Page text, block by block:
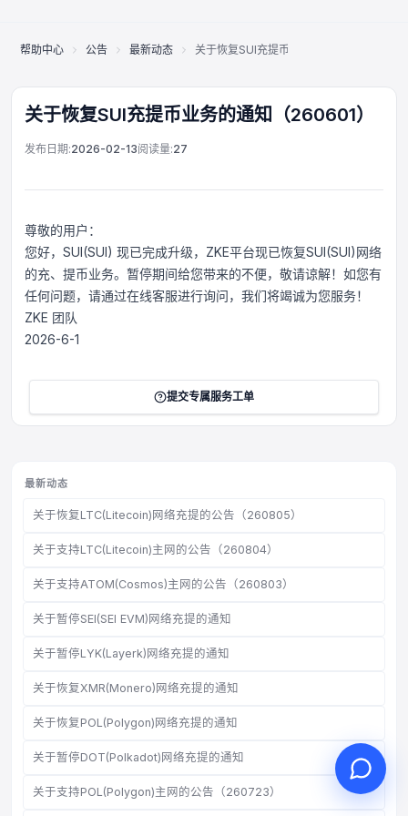
帮助中心 公告 最新动态 关于恢复SUI充提币业务的通知（260601）
关于恢复SUI充提币业务的通知（260601）
发布日期:2026-02-13阅读量:27
尊敬的用户：
您好，SUI(SUI) 现已完成升级，ZKE平台现已恢复SUI(SUI)网络
的充、提币业务。暂停期间给您带来的不便，敬请谅解！如您有
任何问题，请通过在线客服进行询问，我们将竭诚为您服务！
ZKE 团队
2026-6-1
提交专属服务工单
最新动态
关于恢复LTC(Litecoin)网络充提的公告（260805）
关于支持LTC(Litecoin)主网的公告（260804）
关于支持ATOM(Cosmos)主网的公告（260803）
关于暂停SEI(SEI EVM)网络充提的通知
关于暂停LYK(Layerk)网络充提的通知
关于恢复XMR(Monero)网络充提的通知
关于恢复POL(Polygon)网络充提的通知
关于暂停DOT(Polkadot)网络充提的通知
关于支持POL(Polygon)主网的公告（260723）
在线客服
Support Center
您好，请问有什么可以帮您？
发起在线咨询